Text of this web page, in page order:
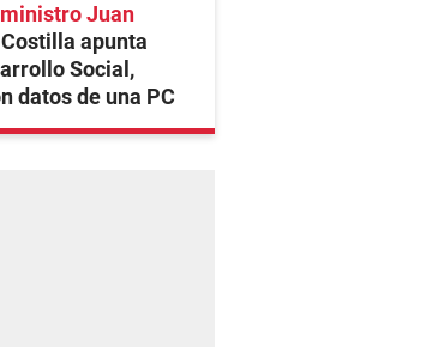
Juan
Costilla apunta
Social,
datos de una PC